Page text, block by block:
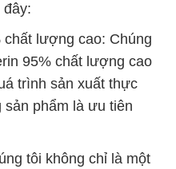
chất lượng cao: Chúng
95% chất lượng cao
trình sản xuất thực
phẩm là ưu tiên
tôi không chỉ là một